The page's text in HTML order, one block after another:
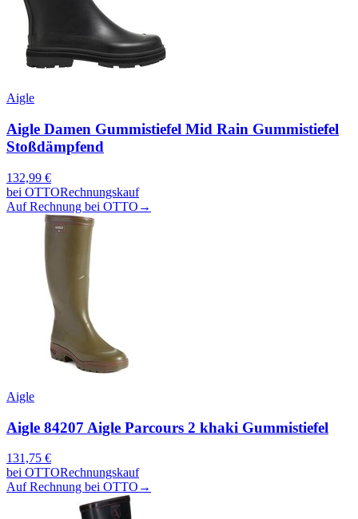
Aigle
Aigle Damen Gummistiefel Mid Rain Gummistiefel
Stoßdämpfend
132,99 €
bei OTTORechnungskauf
Auf Rechnung bei OTTO →
Aigle
Aigle 84207 Aigle Parcours 2 khaki Gummistiefel
131,75 €
bei OTTORechnungskauf
Auf Rechnung bei OTTO →